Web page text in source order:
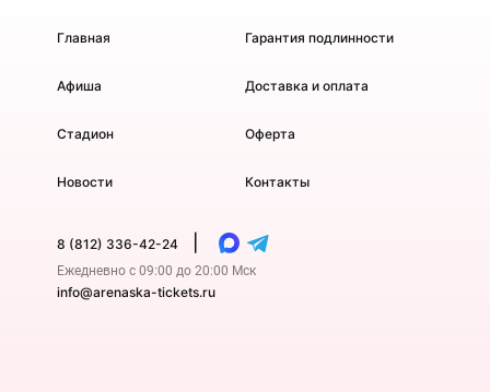
Главная
Афиша
Стадион
Новости
Гарантия подлинности
Доставка и оплата
Оферта
Контакты
8 (812) 336-42-24
Ежедневно с 09:00 до 20:00 Мск
info@arenaska-tickets.ru